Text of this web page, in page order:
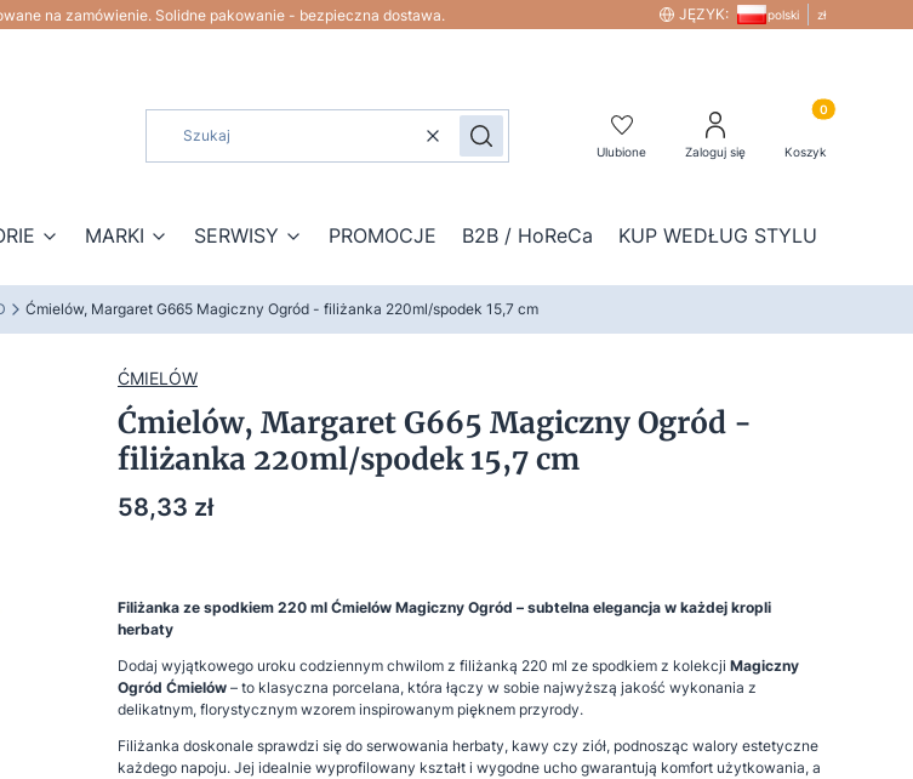
na zamówienie. Solidne pakowanie - bezpieczna dostawa. JĘZYK: polski zł
WyczyśćSzukaj Ulubione Zaloguj się
Produkty w
Koszyk
MARKI SERWISY PROMOCJE B2B / HoReCa KUP WEDŁUG STYLU
Ćmielów, Margaret G665 Magiczny Ogród - filiżanka 220ml/spodek 15,7 cm
ĆMIELÓW
Ćmielów, Margaret G665 Magiczny Ogród -
filiżanka 220ml/spodek 15,7 cm
Cena
58,33 zł
Filiżanka ze spodkiem 220 ml Ćmielów Magiczny Ogród – subtelna elegancja w każdej kropli
herbaty
Dodaj wyjątkowego uroku codziennym chwilom z filiżanką 220 ml ze spodkiem z kolekcji Magiczny
Ogród Ćmielów – to klasyczna porcelana, która łączy w sobie najwyższą jakość wykonania z
delikatnym, florystycznym wzorem inspirowanym pięknem przyrody.
Filiżanka doskonale sprawdzi się do serwowania herbaty, kawy czy ziół, podnosząc walory estetyczne
każdego napoju. Jej idealnie wyprofilowany kształt i wygodne ucho gwarantują komfort użytkowania, a